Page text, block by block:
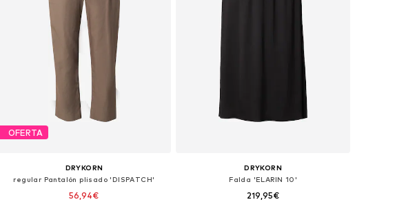
OFERTA
DRYKORN
regular Pantalón plisado 'DISPATCH'
56,94€
DRYKORN
Falda 'ELARIN 10'
219,95€